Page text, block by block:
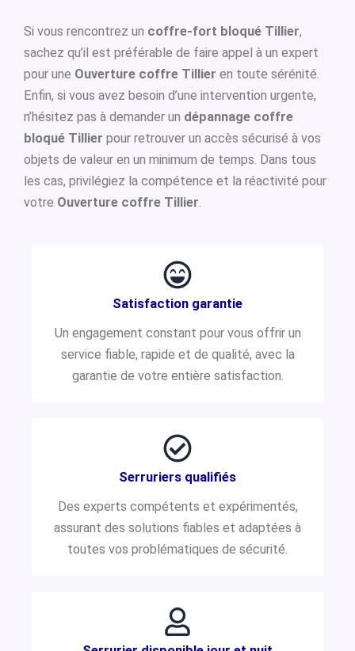
Si vous rencontrez un coffre-fort bloqué Tillier,
sachez qu’il est préférable de faire appel à un expert
pour une Ouverture coffre Tillier en toute sérénité.
Enfin, si vous avez besoin d’une intervention urgente,
n’hésitez pas à demander un dépannage coffre
bloqué Tillier pour retrouver un accès sécurisé à vos
objets de valeur en un minimum de temps. Dans tous
les cas, privilégiez la compétence et la réactivité pour
votre Ouverture coffre Tillier.
Satisfaction garantie
Un engagement constant pour vous offrir un
service fiable, rapide et de qualité, avec la
garantie de votre entière satisfaction.
Serruriers qualifiés
Des experts compétents et expérimentés,
assurant des solutions fiables et adaptées à
toutes vos problématiques de sécurité.